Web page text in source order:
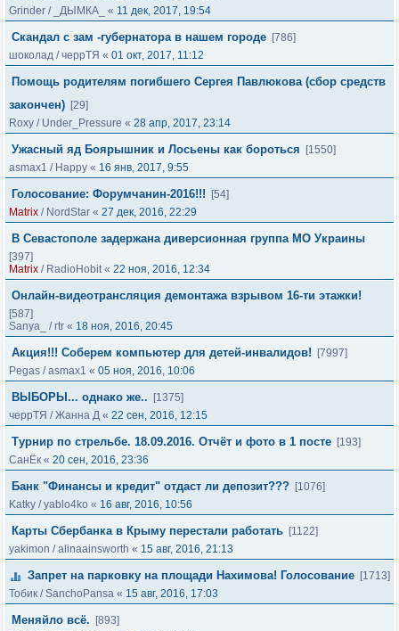
Grinder / _ДЫМКА_ « 11 дек, 2017, 19:54
Скандал с зам -губернатора в нашем городе [786]
шоколад /черрТЯ « 01 окт, 2017, 11:12
Помощь родителям погибшего Сергея Павлюкова (сбор средств
закончен) [29]
Roxy / Under_Pressure « 28 апр, 2017, 23:14
Ужасный яд Боярышник и Лосьены как бороться
[1550]
asmax1 / Нappy « 16 янв, 2017, 9:55
Голосование: Форумчанин-2016!!!
[54]
Matrix / NordStar « 27 дек, 2016, 22:29
В Севастополе задержана диверсионная группа МО Украины
[397]
Matrix / RadioHobit« 22 ноя, 2016, 12:34
Онлайн-видеотрансляция демонтажа взрывом 16-ти этажки!
[587]
Sanya_
/rtr « 18 ноя, 2016, 20:45
Акция!!! Соберем компьютер для детей-инвалидов!
[7997]
Pegas /asmax1 « 05 ноя, 2016, 10:06
ВЫБОРЫ... однако же..
[1375]
черрТЯ /Жанна Д « 22 сен, 2016, 12:15
Турнир по стрельбе. 18.09.2016. Отчёт и фото в 1 посте [193]
СанЁк « 20 сен, 2016, 23:36
Банк "Финансы и кредит" отдаст ли депозит??? [1076]
Katky /yablo4ko « 16 авг, 2016, 10:56
Карты Сбербанка в Крыму перестали работать [1122]
yakimon /alinaainsworth « 15 авг, 2016, 21:13
Запрет на парковку на площади Нахимова! Голосование [1713]
Тобик /SanchoPansa « 15 авг, 2016, 17:03
Меняйло всё.
[893]